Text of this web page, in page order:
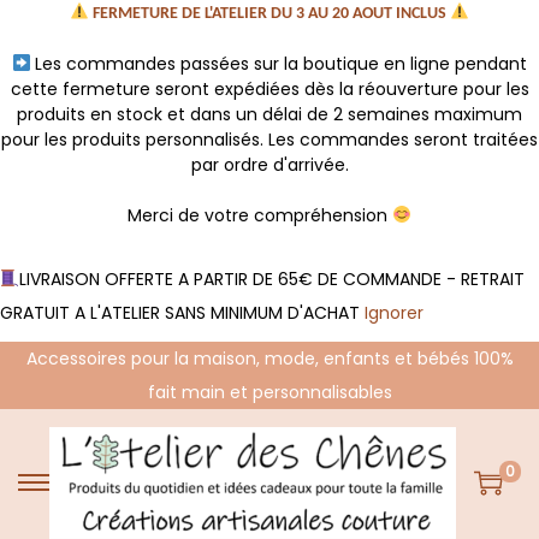
FERMETURE DE L'ATELIER DU 3 AU 20 AOUT INCLUS
Les commandes passées sur la boutique en ligne pendant
cette fermeture seront expédiées dès la réouverture pour les
produits en stock et dans un délai de 2 semaines maximum
pour les produits personnalisés. Les commandes seront traitées
par ordre d'arrivée.
Merci de votre compréhension
LIVRAISON OFFERTE A PARTIR DE 65€ DE COMMANDE - RETRAIT
GRATUIT A L'ATELIER SANS MINIMUM D'ACHAT Ignorer
Accessoires pour la maison, mode, enfants et bébés 100%
fait main et personnalisables
P
a
P
a
0